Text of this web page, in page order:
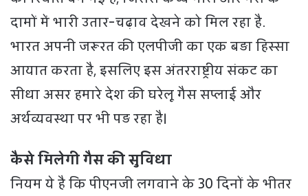
दामों में भारी उतार-चढ़ाव देखने को मिल रहा है.
भारत अपनी जरूरत की एलपीजी का एक बड़ा हिस्सा
आयात करता है, इसलिए इस अंतरराष्ट्रीय संकट का
सीधा असर हमारे देश की घरेलू गैस सप्लाई और
अर्थव्यवस्था पर भी पड़ रहा है।
कैसे मिलेगी गैस की सुविधा
नियम ये है कि पीएनजी लगवाने के 30 दिनों के भीतर